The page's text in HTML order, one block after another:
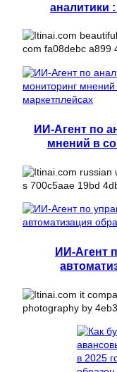
аналитики
ИИ-Агент по
мнений в
ИИ-Агент